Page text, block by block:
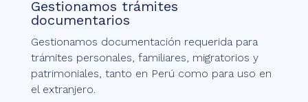
Gestionamos trámites
documentarios
Gestionamos documentación requerida para
trámites personales, familiares, migratorios y
patrimoniales, tanto en Perú como para uso en
el extranjero.